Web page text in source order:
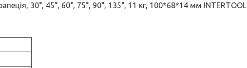
30°, 45°, 60°, 75°, 90°, 135°, 11 кг, 100*68*14 мм INTERTOOL